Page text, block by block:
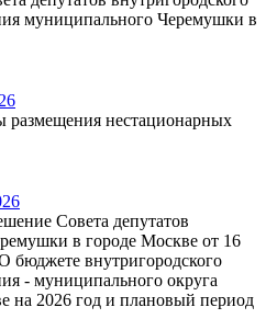
муниципального Черемушки в
размещения нестационарных
Совета депутатов
в городе Москве от 16
бюджете внутригородского
- муниципального округа
на 2026 год и плановый период